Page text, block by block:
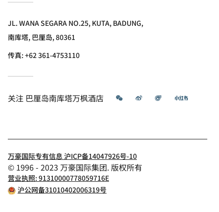
JL. WANA SEGARA NO.25, KUTA, BADUNG,
南库塔, 巴厘岛, 80361
传真:+62 361-4753110
关注 巴厘岛南库塔万枫酒店 微信 微博 飞猪 小红书
万豪国际专有信息 沪ICP备14047926号-10
© 1996 - 2023 万豪国际集团. 版权所有
营业执照: 91310000778059716E
沪公网备31010402006319号